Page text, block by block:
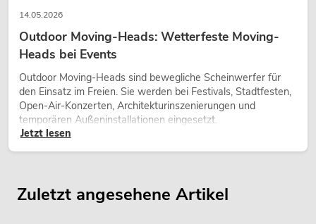
14.05.2026
Outdoor Moving-Heads: Wetterfeste Moving-
Heads bei Events
Outdoor Moving-Heads sind bewegliche Scheinwerfer für
den Einsatz im Freien. Sie werden bei Festivals, Stadtfesten,
Open-Air-Konzerten, Architekturinszenierungen und
temporären Außeninstallationen eingesetzt.
Jetzt lesen
Zuletzt angesehene Artikel